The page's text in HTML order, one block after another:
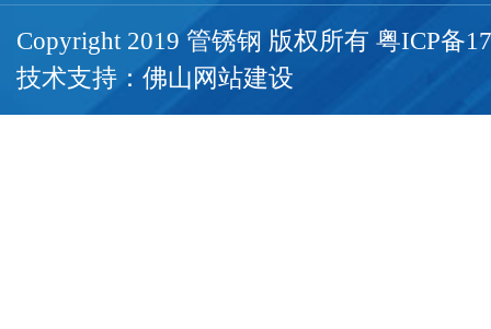
Copyright 2019 管锈钢 版权所有 粤ICP备
技术支持： 佛山网站建设